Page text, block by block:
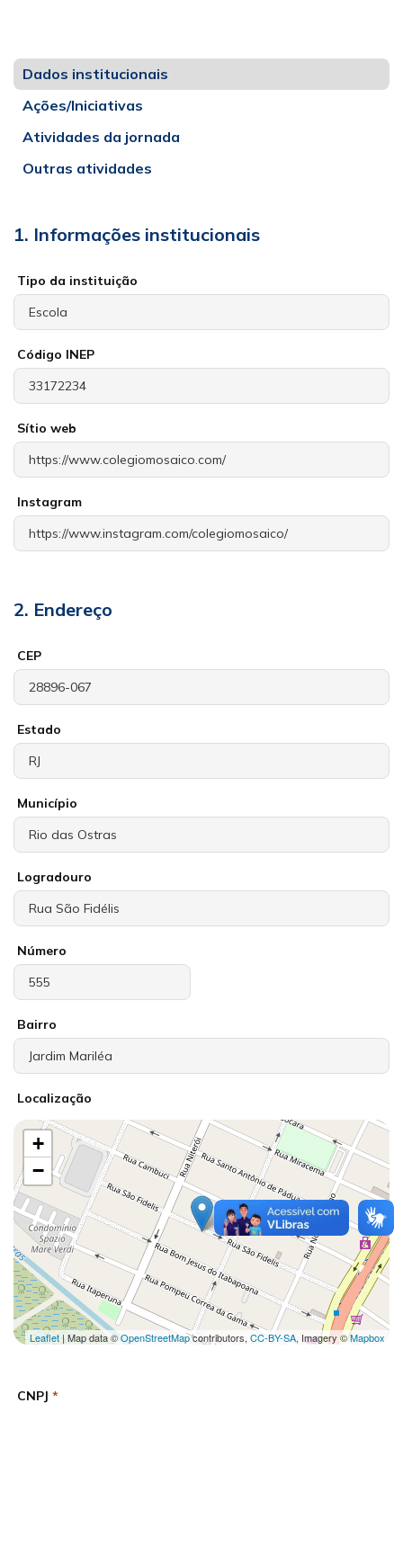
Dados institucionais
Ações/Iniciativas
Atividades da jornada
Outras atividades
1. Informações institucionais
Tipo da instituição
Código INEP
Sítio web
Instagram
2. Endereço
CEP
Estado
Município
Logradouro
Número
Bairro
Localização
+
−
Leaflet| Map data ©OpenStreetMapcontributors, CC-BY-SA, Imagery ©Mapbox
CNPJ *